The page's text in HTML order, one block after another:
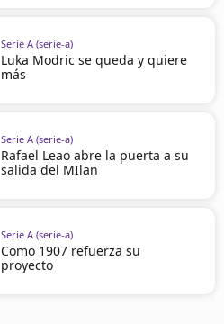
Serie A (serie-a)
Luka Modric se queda y quiere
más
Serie A (serie-a)
Rafael Leao abre la puerta a su
salida del MIlan
Serie A (serie-a)
Como 1907 refuerza su
proyecto